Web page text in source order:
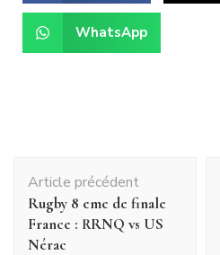
WhatsApp
Article précédent
Rugby 8 eme de finale
France : RRNQ vs US
Nérac